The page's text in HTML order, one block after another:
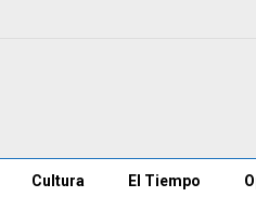
Cultura El Tiempo